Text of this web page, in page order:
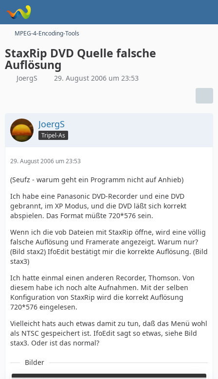
MPEG-4-Encoding-Tools
StaxRip DVD Quelle falsche
Auflösung
JoergS 29. August 2006 um 23:53
JoergS
Tripel-As
29. August 2006 um 23:53
(Seufz - warum geht ein Programm nicht auf Anhieb)
Ich habe eine Panasonic DVD-Recorder und eine DVD
gebrannt, im XP Modus, und die DVD läßt sich korrekt
abspielen. Das Format müßte 720*576 sein.
Wenn ich die vob Dateien mit StaxRip öffne, wird eine völlig
falsche Auflösung und Framerate angezeigt. Warum nur?
(Bild stax2) IfoEdit bestätigt mir die korrekte Auflösung. (Bild
stax3)
Ich hatte einmal einen anderen Recorder, Thomson. Von
diesem habe ich noch alte Aufnahmen. Mit der selben
Konfiguration von StaxRip wird die korrekt Auflösung
720*576 eingelesen.
Vielleicht hats auch etwas damit zu tun, daß das Menü wohl
als NTSC gespeichert ist. IfoEdit sagt so etwas, siehe Bild
stax3. Oder ist das normal?
Bilder